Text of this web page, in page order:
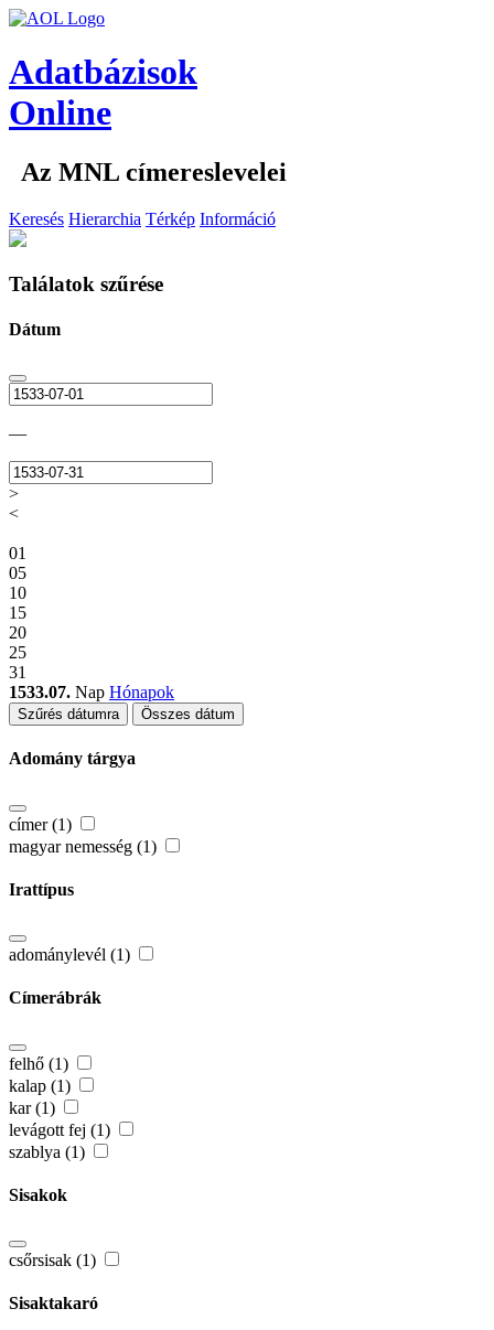
Adatbázisok
Online
Az MNL címereslevelei
Keresés Hierarchia Térkép Információ
Találatok szűrése
Dátum
—
>
<
01
05
10
15
20
25
31
1533.07. Nap Hónapok
Szűrés dátumra Összes dátum
Adomány tárgya
címer (1)
magyar nemesség (1)
Irattípus
adománylevél (1)
Címerábrák
felhő (1)
kalap (1)
kar (1)
levágott fej (1)
szablya (1)
Sisakok
csőrsisak (1)
Sisaktakaró